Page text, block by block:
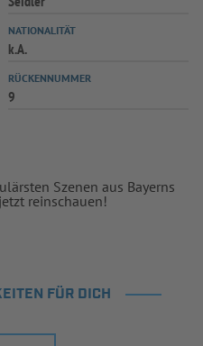
SPIELPLUS
NATIONALITÄT
k.A.
RÜCKENNUMMER
9
Szenen aus Bayerns
reinschauen!
FÜR DICH